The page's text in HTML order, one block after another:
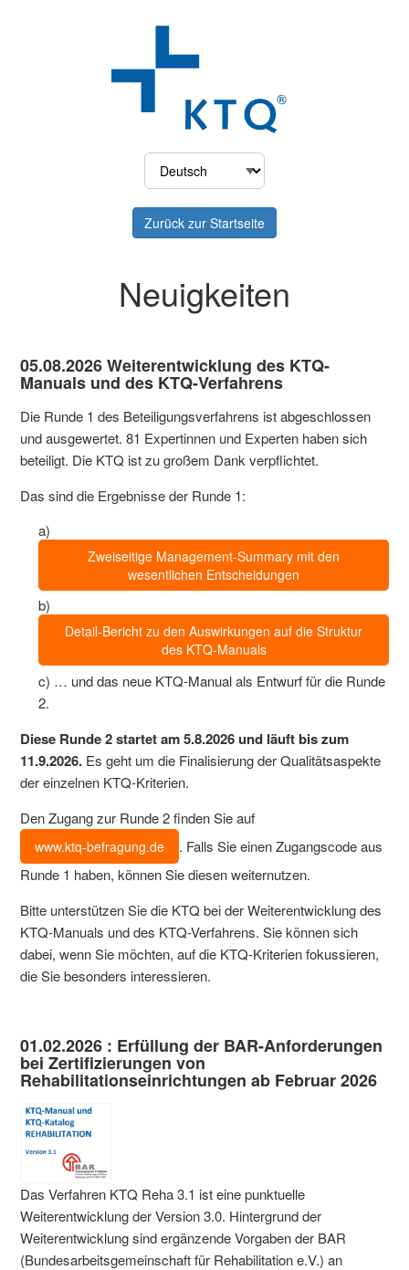
Zurück zur Startseite
Neuigkeiten
05.08.2026 Weiterentwicklung des KTQ-
Manuals und des KTQ-Verfahrens
Die Runde 1 des Beteiligungsverfahrens ist abgeschlossen
und ausgewertet. 81 Expertinnen und Experten haben sich
beteiligt. Die KTQ ist zu großem Dank verpflichtet.
Das sind die Ergebnisse der Runde 1:
a)
Zweiseitige Management-Summary mit den
wesentlichen Entscheidungen
b)
Detail-Bericht zu den Auswirkungen auf die Struktur
des KTQ-Manuals
c) … und das neue KTQ-Manual als Entwurf für die Runde
2.
Diese Runde 2 startet am 5.8.2026 und läuft bis zum
11.9.2026. Es geht um die Finalisierung der Qualitätsaspekte
der einzelnen KTQ-Kriterien.
Den Zugang zur Runde 2 finden Sie auf
www.ktq-befragung.de
. Falls Sie einen Zugangscode aus
Runde 1 haben, können Sie diesen weiternutzen.
Bitte unterstützen Sie die KTQ bei der Weiterentwicklung des
KTQ-Manuals und des KTQ-Verfahrens. Sie können sich
dabei, wenn Sie möchten, auf die KTQ-Kriterien fokussieren,
die Sie besonders interessieren.
01.02.2026 : Erfüllung der BAR-Anforderungen
bei Zertifizierungen von
Rehabilitationseinrichtungen ab Februar 2026
Das Verfahren KTQ Reha 3.1 ist eine punktuelle
Weiterentwicklung der Version 3.0. Hintergrund der
Weiterentwicklung sind ergänzende Vorgaben der BAR
(Bundesarbeitsgemeinschaft für Rehabilitation e.V.) an